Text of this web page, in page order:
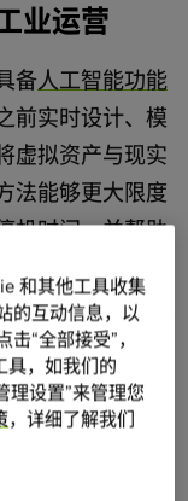
业运营
备人工智能功能
前实时设计、模
虚拟资产与现实
法能够更大限度
机时间，并帮助
推动 AI 工
耐德电气和
字孪生技术设
和其他工具收集
的互动信息，以
“全部接受”，
具，如我们的
理设置”来管理您
，详细了解我们